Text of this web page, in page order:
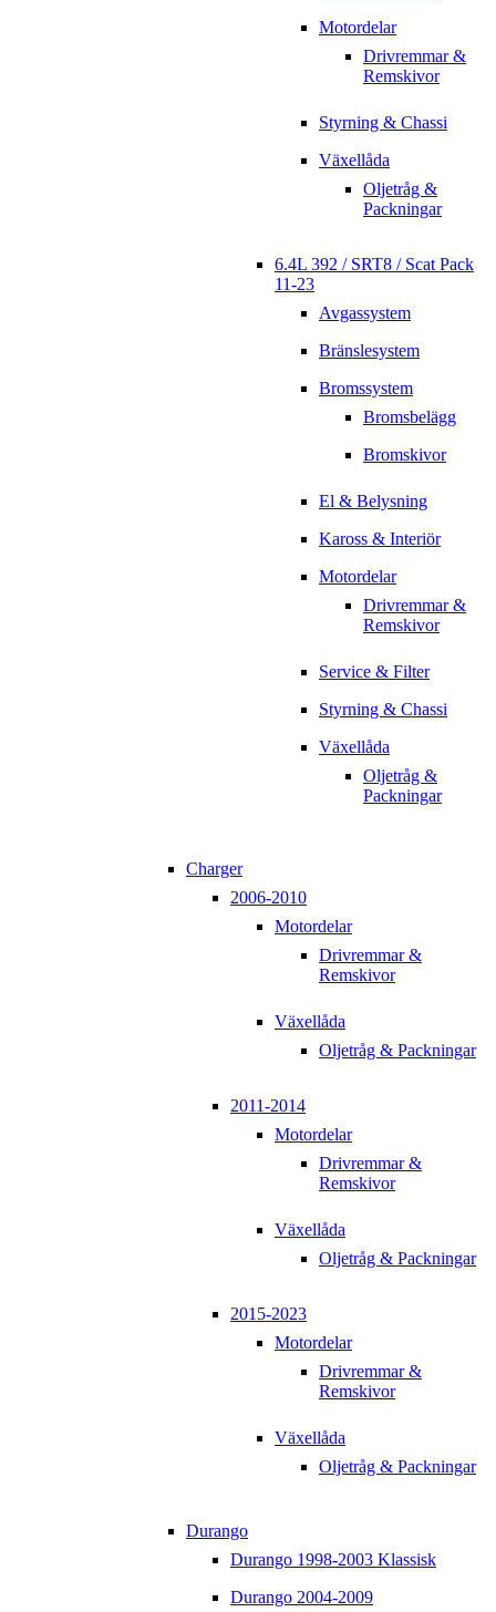
Motordelar
Drivremmar &
Remskivor
Styrning & Chassi
Växellåda
Oljetråg &
Packningar
6.4L 392 / SRT8 / Scat Pack
11-23
Avgassystem
Bränslesystem
Bromssystem
Bromsbelägg
Bromskivor
El & Belysning
Kaross & Interiör
Motordelar
Drivremmar &
Remskivor
Service & Filter
Styrning & Chassi
Växellåda
Oljetråg &
Packningar
Charger
2006-2010
Motordelar
Drivremmar &
Remskivor
Växellåda
Oljetråg & Packningar
2011-2014
Motordelar
Drivremmar &
Remskivor
Växellåda
Oljetråg & Packningar
2015-2023
Motordelar
Drivremmar &
Remskivor
Växellåda
Oljetråg & Packningar
Durango
Durango 1998-2003 Klassisk
Durango 2004-2009